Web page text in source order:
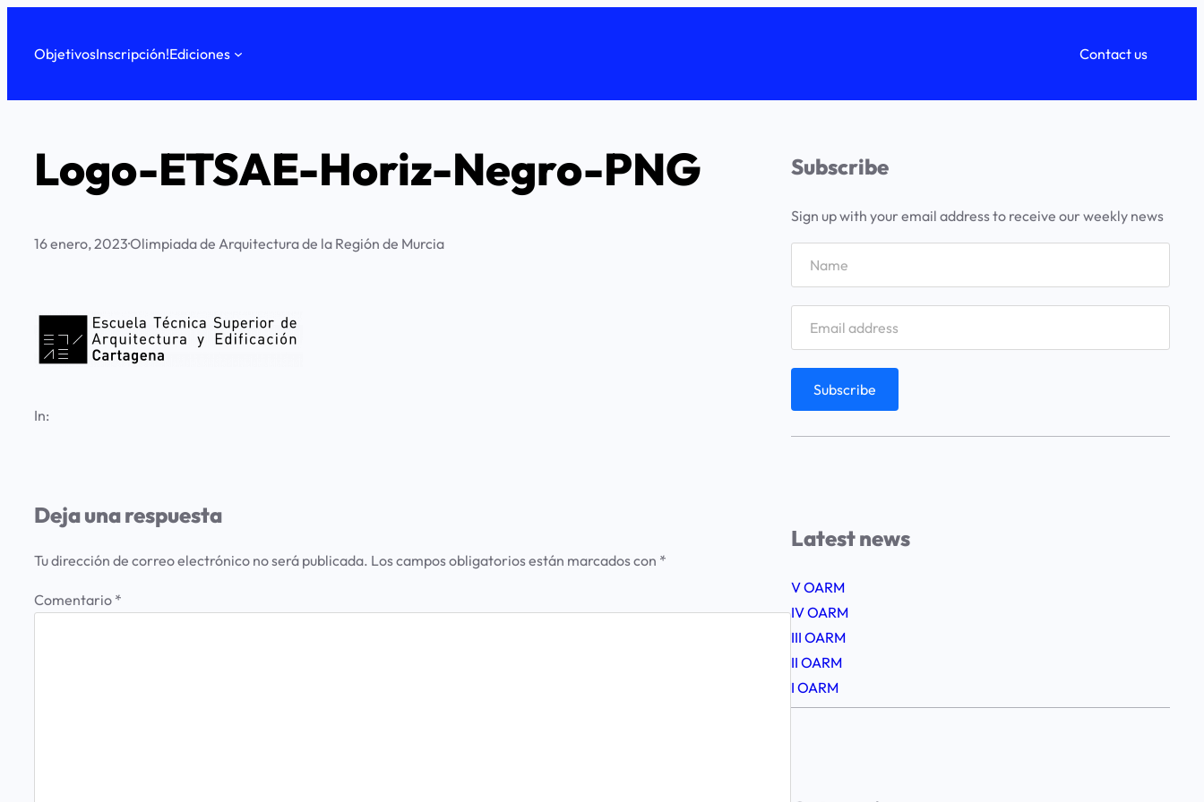
ObjetivosInscripción!Ediciones Contact us
Logo-ETSAE-Horiz-Negro-PNG
16 enero, 2023·Olimpiada de Arquitectura de la Región de Murcia
In:
Deja una respuesta
Tu dirección de correo electrónico no será publicada. Los campos obligatorios están marcados con *
Comentario *
Subscribe
Sign up with your email address to receive our weekly news
Latest news
V OARM
IV OARM
III OARM
II OARM
I OARM